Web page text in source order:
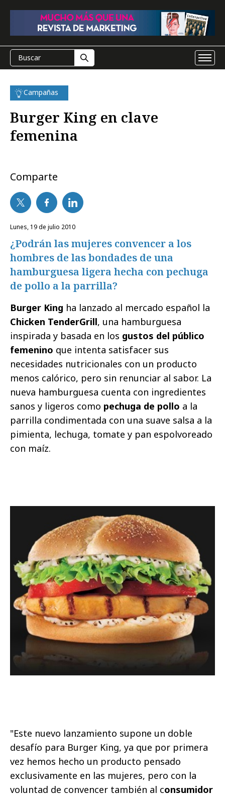
Campañas
Burger King en clave
femenina
Comparte
lunes, 19 de julio 2010
¿Podrán las mujeres convencer a los
hombres de las bondades de una
hamburguesa ligera hecha con pechuga
de pollo a la parrilla?
Burger King ha lanzado al mercado español la
Chicken TenderGrill, una hamburguesa
inspirada y basada en los gustos del público
femenino que intenta satisfacer sus
necesidades nutricionales con un producto
menos calórico, pero sin renunciar al sabor. La
nueva hamburguesa cuenta con ingredientes
sanos y ligeros como pechuga de pollo a la
parrilla condimentada con una suave salsa a la
pimienta, lechuga, tomate y pan espolvoreado
con maíz.
"Este nuevo lanzamiento supone un doble
desafío para Burger King, ya que por primera
vez hemos hecho un producto pensado
exclusivamente en las mujeres, pero con la
voluntad de convencer también al consumidor